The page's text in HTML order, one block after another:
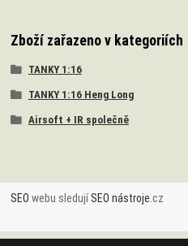
Zboží zařazeno v kategoriích
TANKY 1:16
TANKY 1:16 Heng Long
Airsoft + IR společně
SEO webu sledujíSEO nástroje .cz